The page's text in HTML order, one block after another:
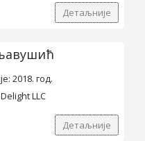
Детаљније
2018. год.
LLC
Детаљније